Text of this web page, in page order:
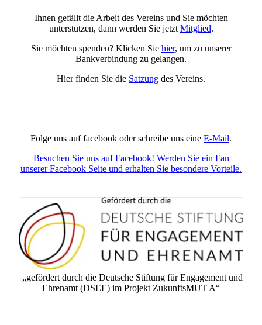
Ihnen gefällt die Arbeit des Vereins und Sie möchten
unterstützen, dann werden Sie jetzt Mitglied.
Sie möchten spenden? Klicken Sie hier, um zu unserer
Bankverbindung zu gelangen.
Hier finden Sie die Satzung des Vereins.
Folge uns auf facebook oder schreibe uns eine E-Mail.
Besuchen Sie uns auf Facebook! Werden Sie ein Fan
unserer Facebook Seite und erhalten Sie besondere Vorteile.
„gefördert durch die Deutsche Stiftung für Engagement und
Ehrenamt (DSEE) im Projekt ZukunftsMUT A“